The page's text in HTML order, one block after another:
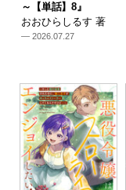
～【単話】8』
おおひらしるす 著
— 2026.07.27